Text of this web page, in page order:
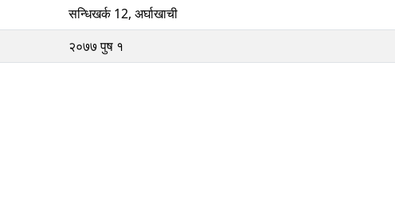
सन्धिखर्क 12, अर्घाखाची
२०७७ पुष १